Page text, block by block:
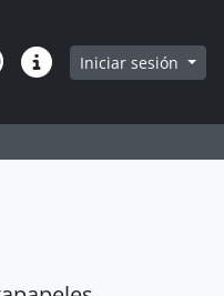
Enlaces rápidos
Iniciar sesión